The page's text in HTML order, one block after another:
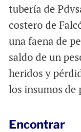
tubería de
costero de
una faena de
saldo de un
heridos y
los insumos de
Encontrar